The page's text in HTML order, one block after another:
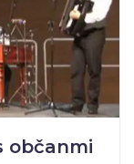
občanmi